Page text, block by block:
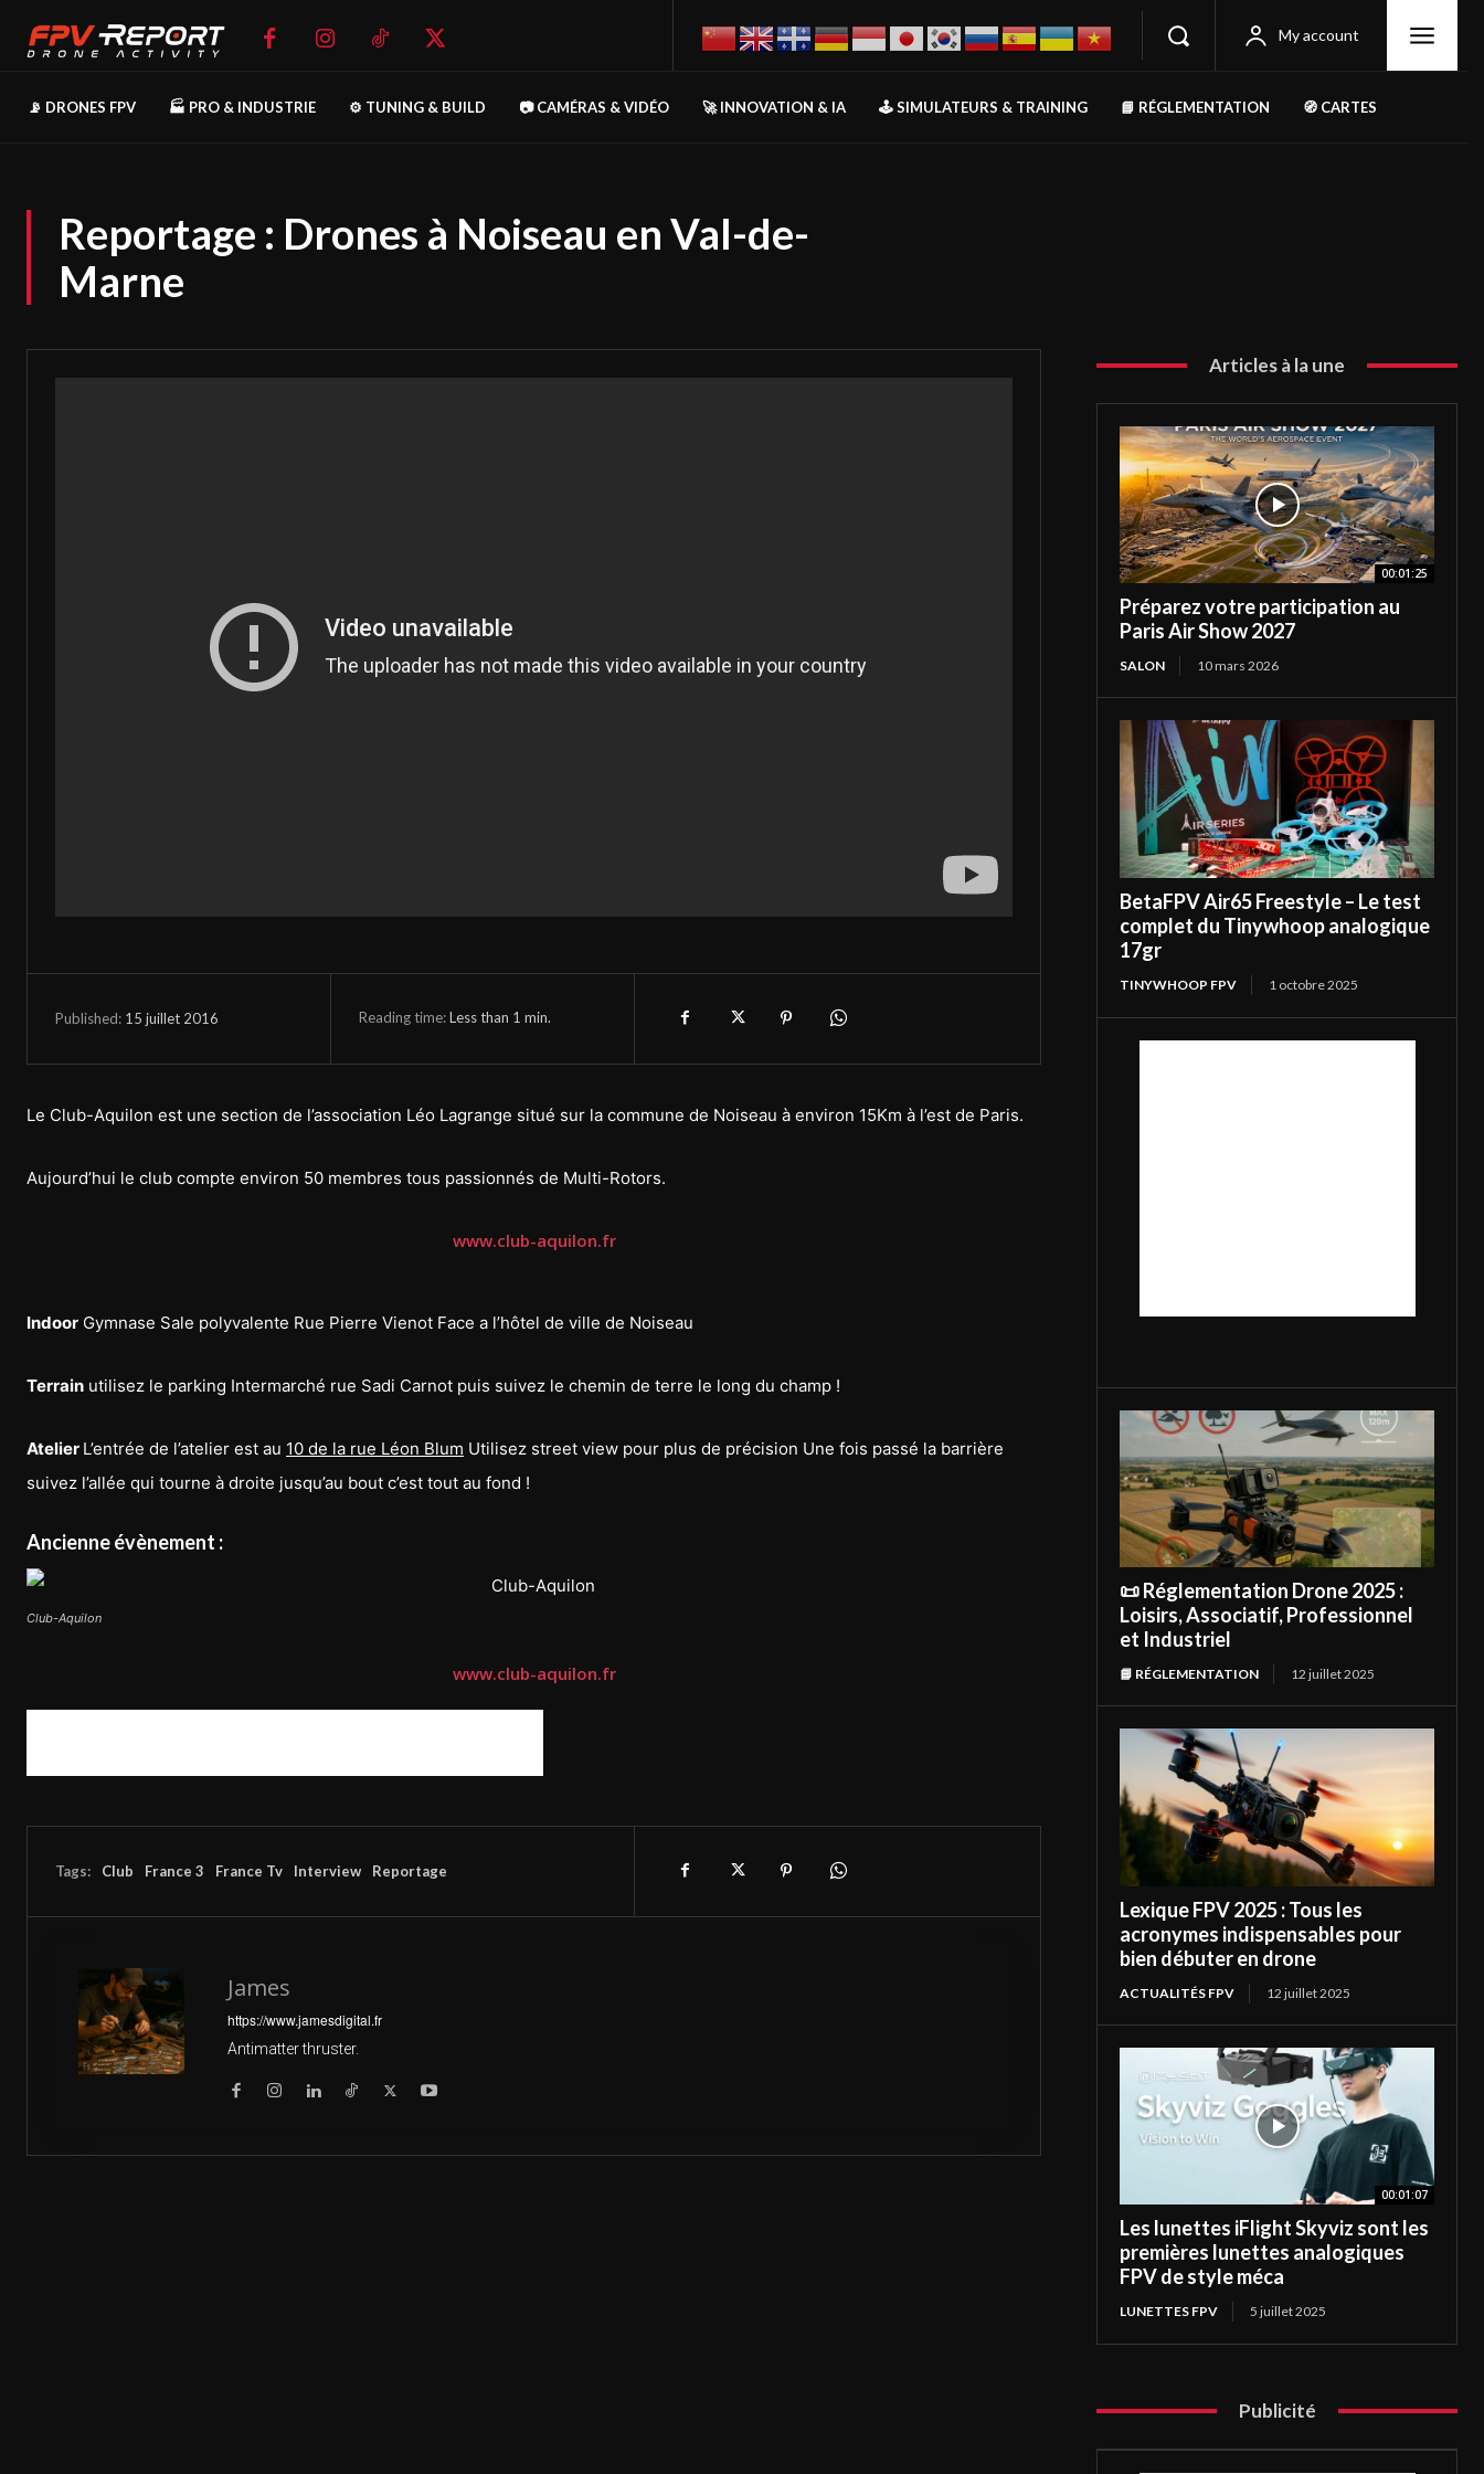
My account
📡 DRONES FPV 🏭 PRO & INDUSTRIE ⚙️ TUNING & BUILD 📷 CAMÉRAS & VIDÉO 🚀 INNOVATION & IA 🕹️ SIMULATEURS & TRAINING 📘 RÉGLEMENTATION 🧭 CARTES
Reportage : Drones à Noiseau en Val-de-
Marne
Published: 15 juillet 2016 Reading time:Less than 1 min.
Le Club-Aquilon est une section de l’association Léo Lagrange situé sur la commune de Noiseau à environ 15Km à l’est de Paris.
Aujourd’hui le club compte environ 50 membres tous passionnés de Multi-Rotors.
www.club-aquilon.fr
Indoor Gymnase Sale polyvalente Rue Pierre Vienot Face a l’hôtel de ville de Noiseau
Terrain utilisez le parking Intermarché rue Sadi Carnot puis suivez le chemin de terre le long du champ !
Atelier L’entrée de l’atelier est au 10 de la rue Léon Blum Utilisez street view pour plus de précision Une fois passé la barrière
suivez l’allée qui tourne à droite jusqu’au bout c’est tout au fond !
Ancienne évènement :
Club-Aquilon
www.club-aquilon.fr
Tags: Club France 3 France Tv Interview Reportage
James
https://www.jamesdigital.fr
Antimatter thruster.
Articles à la une
00:01:25
Préparez votre participation au
Paris Air Show 2027
SALON 10 mars 2026
BetaFPV Air65 Freestyle – Le test
complet du Tinywhoop analogique
17gr
TINYWHOOP FPV 1 octobre 2025
📜 Réglementation Drone 2025 :
Loisirs, Associatif, Professionnel
et Industriel
📘 RÉGLEMENTATION 12 juillet 2025
Lexique FPV 2025 : Tous les
acronymes indispensables pour
bien débuter en drone
ACTUALITÉS FPV 12 juillet 2025
00:01:07
Les lunettes iFlight Skyviz sont les
premières lunettes analogiques
FPV de style méca
LUNETTES FPV 5 juillet 2025
Publicité